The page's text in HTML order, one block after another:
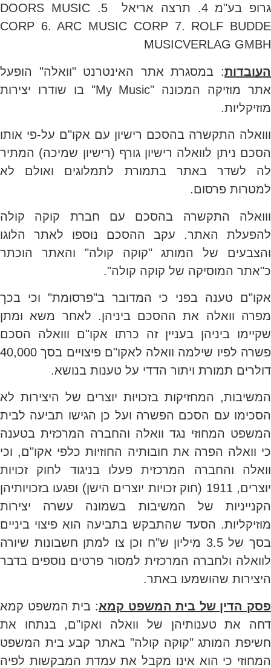
גרופ בע"מ 4. תרצה אריאל 5. DOORS MUSIC
CORP 6. ARC MUSIC CORP 7. ROLF BUDDE
MUSICVERLAG GMBH
העובדות: במסגרת אתר האינטרנט "וואלה" הופעל
אתר מוזיקה המכונה "My Music" בו שודרו יצירות
מוזיקליות.
ווואלה התקשרה בהסכם רישיון עם אקו"ם על-פי אותו
הסכם ניתן לוואלה רישיון גורף (רישיון שמיכה) המתיר
לה לשדר באתר בתמורת לתמלוגים ואולם לא
למטרות פרסום.
ווואלה התקשרה בהסכם עם חברת קוקה קולה
להפעלת האתר. עקב ההסכם נוספו לאתר הלוגו
והצבעים של המותג "קוקה קולה" והאתר הוכתר
כ"אתר המוסיקה של קוקה קולה".
אקו"ם טענה בפני כי המדובר ב"פרסומת" וכי בכך
מפרה וואלה את ההסכם ביניהן. לאחר משא ומתן
שקיימו ביניהן בעניין זה כרתו אקו"ם ווואלה הסכם
פשרה לפיו שילמה וואלה לאקו"ם פיצויים בסך 40,000
דולרים תמורת ויתור הדדי על טענות בנושא.
המשיבות, המחזיקות בזכויות יוצרים של היצירות לא
הסכימו עם הסכם הפשרה ועל כן הגישו תביעה לבית
המשפט המחוזי נגד וואלה והחברה המרכזית בטענה
כי וואלה הפרה את חובותיה החוזיות כלפי אקו"ם, וכי
וואלה והחברה המרכזית פעלו בניגוד לחוק זכויות
יוצרים, 1911 (חוק זכויות יוצרים הישן) ופגעו בזכויותיהן
הקנייניות של המשיבות בשמונה עשרה יצירות
מוזיקליות. הסעד שהתבקש בתביעה הוא פיצוי ביניים
בסך של 3.5 מיליון ש"ח וכן צו למתן חשבונות שיורה
לוואלה ולחברה המרכזית למסור פרטים נוספים בדבר
היצירות שהושמעו באתר.
פסק הדין של בית המשפט קמא: בית המשפט קמא
דחה את טענותיהן של וואלה ואקו"ם, בנתחו את
חשיפת המותג "קוקה קולה" באתר קבע בית המשפט
המחוזי כי הוא אינו מקבל את עמדת המבקשות לפיה